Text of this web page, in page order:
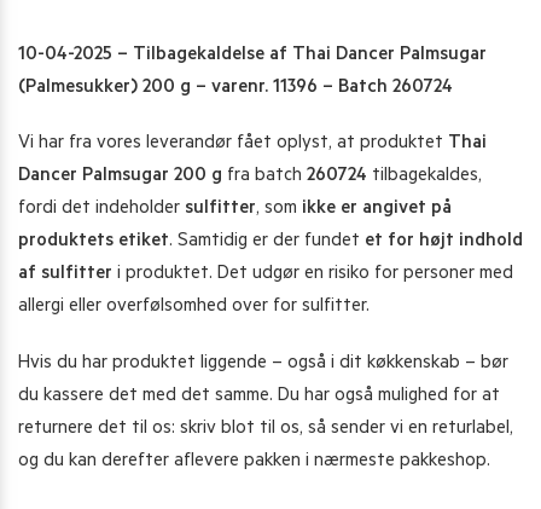
10-04-2025 – Tilbagekaldelse af Thai Dancer Palmsugar
(Palmesukker) 200 g – varenr. 11396 – Batch 260724
Vi har fra vores leverandør fået oplyst, at produktet Thai
Dancer Palmsugar 200 g fra batch 260724 tilbagekaldes,
fordi det indeholder sulfitter, som ikke er angivet på
produktets etiket. Samtidig er der fundet et for højt indhold
af sulfitter i produktet. Det udgør en risiko for personer med
allergi eller overfølsomhed over for sulfitter.
Hvis du har produktet liggende – også i dit køkkenskab – bør
du kassere det med det samme. Du har også mulighed for at
returnere det til os: skriv blot til os, så sender vi en returlabel,
og du kan derefter aflevere pakken i nærmeste pakkeshop.